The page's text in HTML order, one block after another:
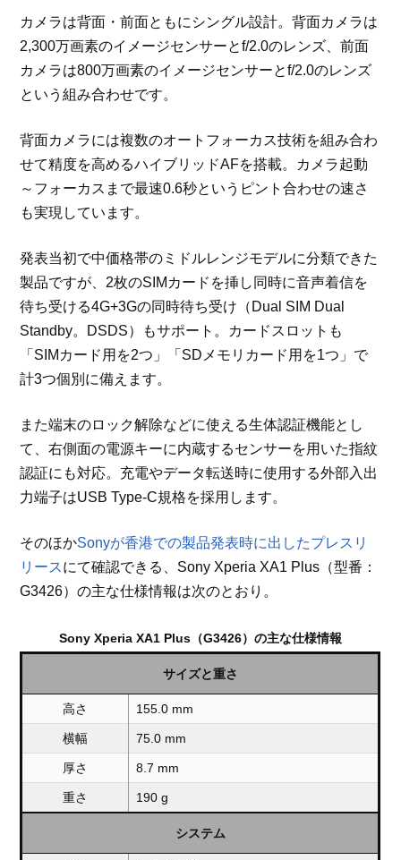
カメラは背面・前面ともにシングル設計。背面カメラは
2,300万画素のイメージセンサーとf/2.0のレンズ、前面
カメラは800万画素のイメージセンサーとf/2.0のレンズ
という組み合わせです。
背面カメラには複数のオートフォーカス技術を組み合わ
せて精度を高めるハイブリッドAFを搭載。カメラ起動
～フォーカスまで最速0.6秒というピント合わせの速さ
も実現しています。
発表当初で中価格帯のミドルレンジモデルに分類できた
製品ですが、2枚のSIMカードを挿し同時に音声着信を
待ち受ける4G+3Gの同時待ち受け（Dual SIM Dual
Standby。DSDS）もサポート。カードスロットも
「SIMカード用を2つ」「SDメモリカード用を1つ」で
計3つ個別に備えます。
また端末のロック解除などに使える生体認証機能とし
て、右側面の電源キーに内蔵するセンサーを用いた指紋
認証にも対応。充電やデータ転送時に使用する外部入出
力端子はUSB Type-C規格を採用します。
そのほかSonyが香港での製品発表時に出したプレスリ
リースにて確認できる、Sony Xperia XA1 Plus（型番：
G3426）の主な仕様情報は次のとおり。
Sony Xperia XA1 Plus（G3426）の主な仕様情報
サイズと重さ
高さ 155.0 mm
横幅 75.0 mm
厚さ 8.7 mm
重さ 190 g
システム